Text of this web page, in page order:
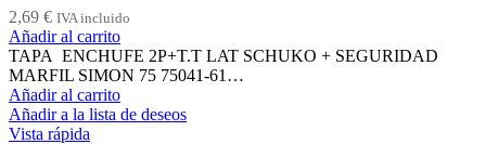
2,69 € IVA incluido
Añadir al carrito
TAPA ENCHUFE 2P+T.T LAT SCHUKO + SEGURIDAD
MARFIL SIMON 75 75041-61…
Añadir al carrito
Añadir a la lista de deseos
Vista rápida